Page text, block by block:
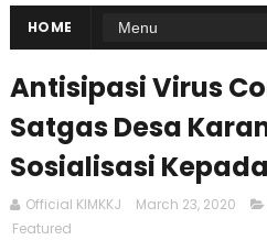
HOME
Antisipasi Virus
Satgas Desa
Sosialisasi
Official KIMKKJ March 23, 2020
Featured